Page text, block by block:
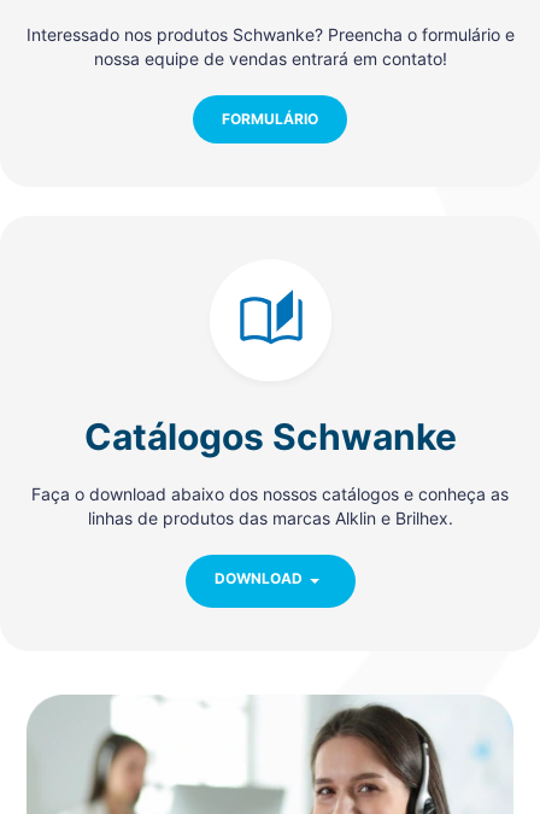
Interessado nos produtos Schwanke? Preencha o formulário e
nossa equipe de vendas entrará em contato!
FORMULÁRIO
Catálogos Schwanke
Faça o download abaixo dos nossos catálogos e conheça as
linhas de produtos das marcas Alklin e Brilhex.
DOWNLOAD